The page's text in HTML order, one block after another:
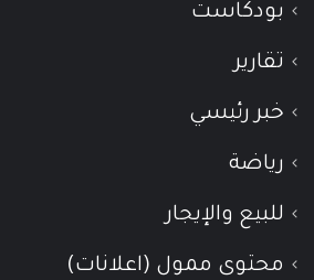
بودكاست
تقارير
خبر رئيسي
رياضة
للبيع والإيجار
محتوى ممول (اعلانات)